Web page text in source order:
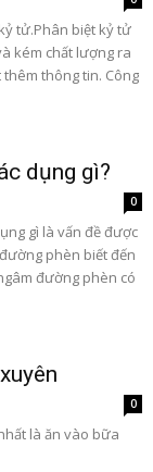
tử.Phân biệt kỷ tử
kém chất lượng ra
thông tin. Công
dụng gì?
0
gì là vấn đề được
phèn biết đến
đường phèn có
0
là ăn vào bữa